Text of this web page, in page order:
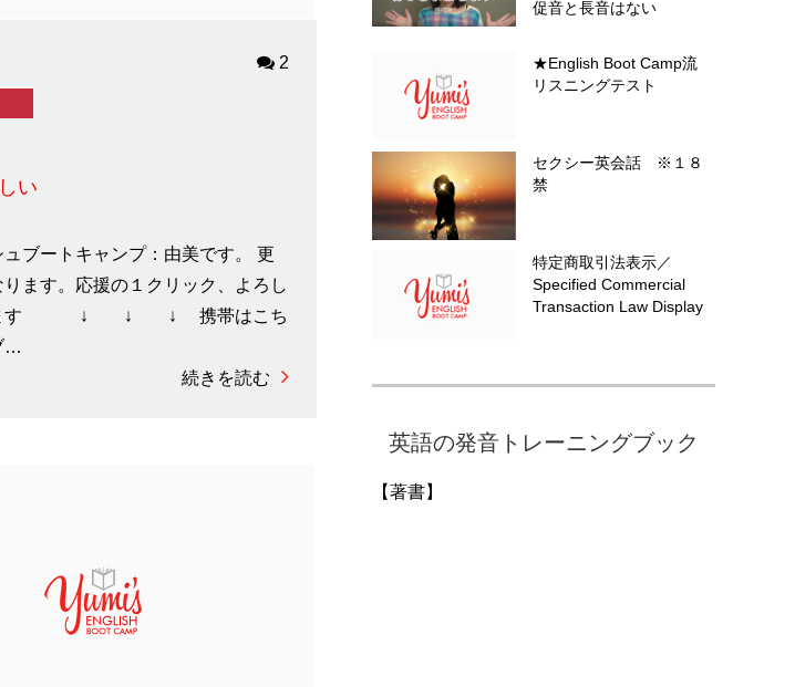
2
い
ブートキャンプ：由美です。 更
ます。応援の１クリック、よろし
します ↓ ↓ ↓ 携帯はこち
…
続きを読む
促音と長音はない
★English Boot Camp流
リスニングテスト
セクシー英会話 ※１８
禁
特定商取引法表示／
Specified Commercial
Transaction Law Display
英語の発音トレーニングブック
【著書】